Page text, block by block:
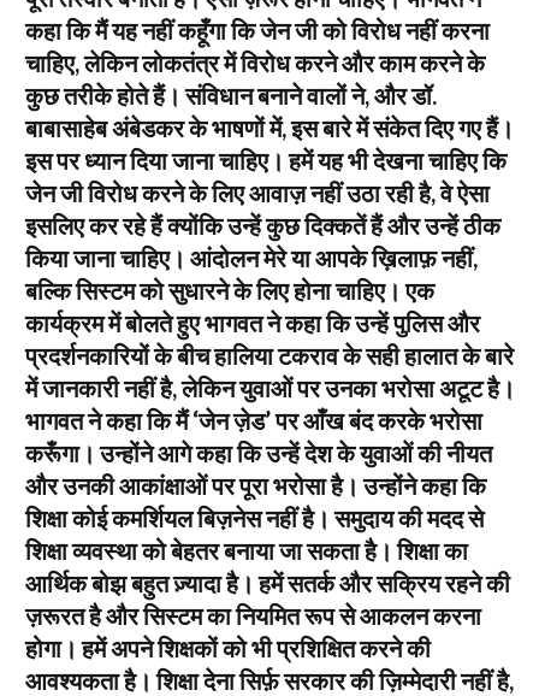
कहा कि मैं यह नहीं कहूँगा कि जेन जी को विरोध नहीं करना
चाहिए, लेकिन लोकतंत्र में विरोध करने और काम करने के
कुछ तरीके होते हैं। संविधान बनाने वालों ने, और डॉ.
बाबासाहेब अंबेडकर के भाषणों में, इस बारे में संकेत दिए गए हैं।
इस पर ध्यान दिया जाना चाहिए। हमें यह भी देखना चाहिए कि
जेन जी विरोध करने के लिए आवाज़ नहीं उठा रही है, वे ऐसा
इसलिए कर रहे हैं क्योंकि उन्हें कुछ दिक्कतें हैं और उन्हें ठीक
किया जाना चाहिए। आंदोलन मेरे या आपके ख़िलाफ़ नहीं,
बल्कि सिस्टम को सुधारने के लिए होना चाहिए। एक
कार्यक्रम में बोलते हुए भागवत ने कहा कि उन्हें पुलिस और
प्रदर्शनकारियों के बीच हालिया टकराव के सही हालात के बारे
में जानकारी नहीं है, लेकिन युवाओं पर उनका भरोसा अटूट है।
भागवत ने कहा कि मैं ‘जेन ज़ेड’ पर आँख बंद करके भरोसा
करूँगा। उन्होंने आगे कहा कि उन्हें देश के युवाओं की नीयत
और उनकी आकांक्षाओं पर पूरा भरोसा है। उन्होंने कहा कि
शिक्षा कोई कमर्शियल बिज़नेस नहीं है। समुदाय की मदद से
शिक्षा व्यवस्था को बेहतर बनाया जा सकता है। शिक्षा का
आर्थिक बोझ बहुत ज़्यादा है। हमें सतर्क और सक्रिय रहने की
ज़रूरत है और सिस्टम का नियमित रूप से आकलन करना
होगा। हमें अपने शिक्षकों को भी प्रशिक्षित करने की
आवश्यकता है। शिक्षा देना सिर्फ़ सरकार की ज़िम्मेदारी नहीं है,